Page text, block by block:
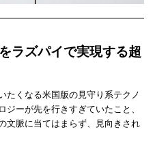
ラズパイで実現する超
たくなる米国版の見守り系テクノ
ジーが先を行きすぎていたこと、
文脈に当てはまらず、見向きされ